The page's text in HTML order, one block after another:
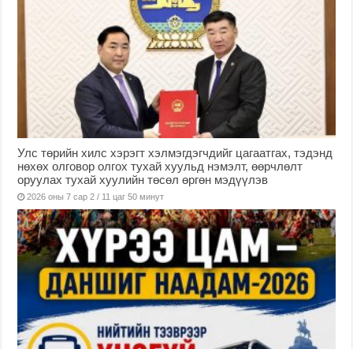
Улс төрийн хилс хэрэгт хэлмэгдэгчдийг цагаатгах, тэдэнд
нөхөх олговор олгох тухай хуульд нэмэлт, өөрчлөлт
оруулах тухай хуулийн төсөл өргөн мэдүүлэв
2026 оны 7 сар 2 / 11 цаг 50 минут